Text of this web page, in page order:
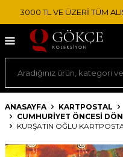
3000 TL VE ÜZERİ TÜM
ANASAYFA KARTPOSTAL
CUMHURIYET ÖNCESI
KÜRŞATIN OĞLU